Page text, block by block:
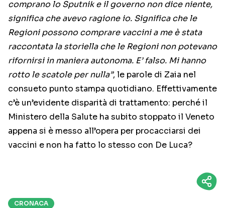
comprano lo Sputnik e il governo non dice niente,
significa che avevo ragione io. Significa che le
Regioni possono comprare vaccini a me è stata
raccontata la storiella che le Regioni non potevano
rifornirsi in maniera autonoma. E’ falso. Mi hanno
rotto le scatole per nulla”, le parole di Zaia nel
consueto punto stampa quotidiano. Effettivamente
c’è un’evidente disparità di trattamento: perché il
Ministero della Salute ha subito stoppato il Veneto
appena si è messo all’opera per procacciarsi dei
vaccini e non ha fatto lo stesso con De Luca?
CRONACA